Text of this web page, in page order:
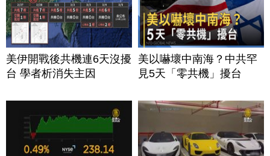
美伊開戰後共機連6天沒擾
台 學者析消失主因
美以嚇壞中南海？中共罕
見5天「零共機」擾台